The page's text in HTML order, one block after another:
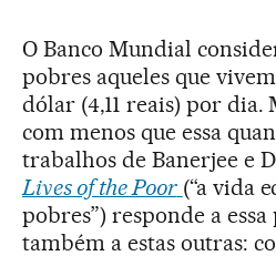
O Banco Mundial
pobres aqueles que
dólar (4,11 reais) por dia.
com menos que essa
trabalhos de Banerjee e
Lives of the Poor (“a vida
pobres”) responde a
também a estas outras: